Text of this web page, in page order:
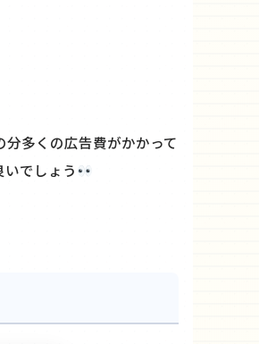
多くの広告費がかかって
でしょう